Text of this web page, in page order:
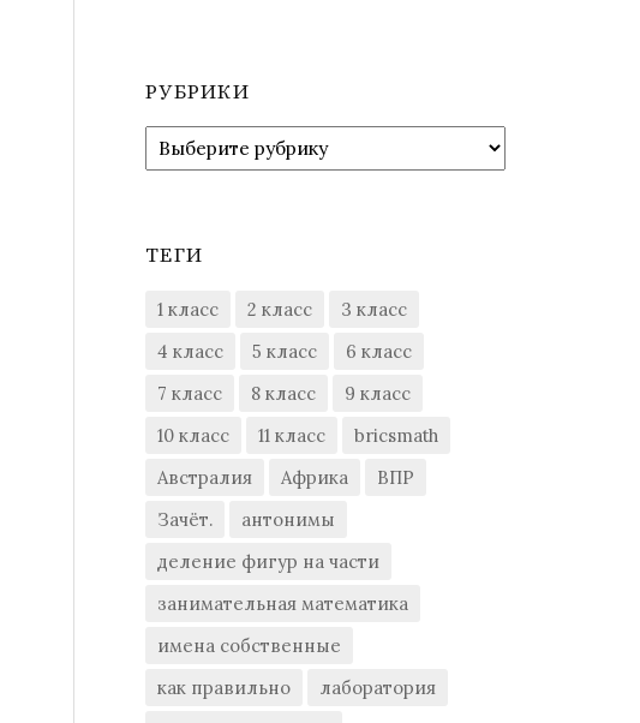
РУБРИКИ
Рубрики
ТЕГИ
1 класс 2 класс
3 класс
4 класс
5 класс
6 класс
7 класс
8 класс
9 класс
10 класс
11 класс
bricsmath
Австралия
Африка
ВПР
Зачёт.
антонимы
деление фигур на части
занимательная математика
имена собственные
как правильно
лаборатория